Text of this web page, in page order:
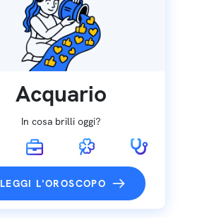
Acquario
In cosa brilli oggi?
LEGGI L'OROSCOPO